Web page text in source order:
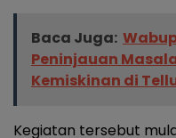
Baca Juga:
Peninjauan
Kemiskinan di
Kegiatan tersebut